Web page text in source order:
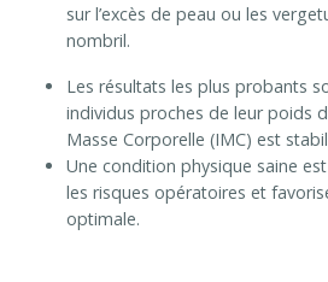
sur l’excès de peau ou les
nombril.
Les résultats les plus probants
individus proches de leur poids
Masse Corporelle (IMC) est
Une condition physique saine
les risques opératoires et
optimale.